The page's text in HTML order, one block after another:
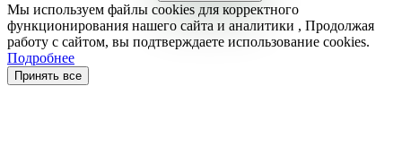
Мы используем файлы cookies для корректного
функционирования нашего сайта и аналитики , Продолжая
работу с сайтом, вы подтверждаете использование cookies.
Подробнее
Принять все